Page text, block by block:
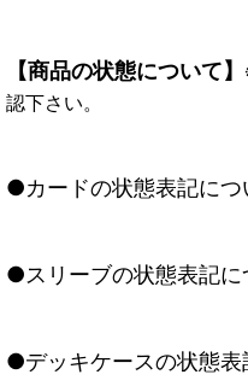
【商品の状態について】
認下さい。
●カードの状態表記につ
●スリーブの状態表記に
●デッキケースの状態表